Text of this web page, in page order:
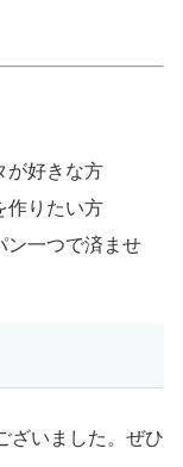
が好きな方
作りたい方
ン一つで済ませ
ざいました。ぜひ